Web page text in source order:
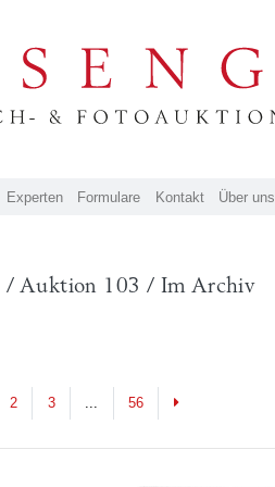
Experten Formulare Kontakt Über uns
/ Auktion 103 / Im Archiv
2 3 56 Next